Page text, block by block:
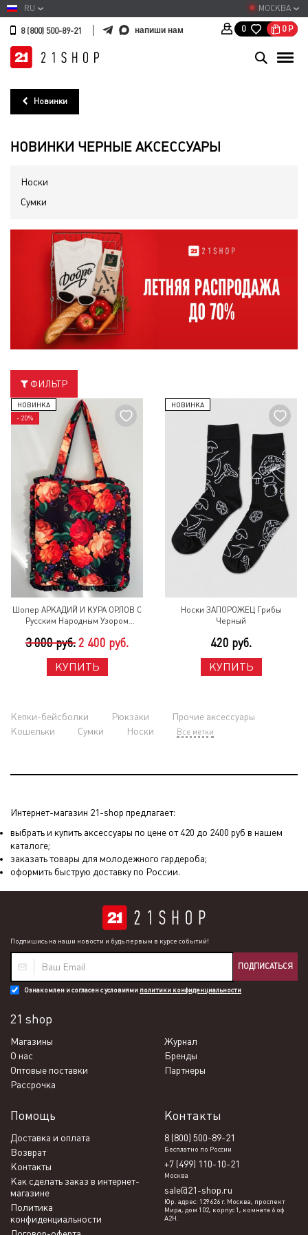
МОСКВА
RU
8 (800) 500-89-21 напиши нам 0 0 Р
Новинки
НОВИНКИ ЧЕРНЫЕ АКСЕССУАРЫ
Носки
Сумки
ФИЛЬТР
НОВИНКА
- 20%
Шопер АРКАДИЙ И КУРА ОРЛОВ С
Русским Народным Узором
3 000 руб. 2 400 руб.
КУПИТЬ
НОВИНКА
Носки ЗАПОРОЖЕЦ Грибы
Черный
420 руб.
КУПИТЬ
Кепки-бейсболки Рюкзаки
Прочие аксессуары
Кошельки
Сумки Носки Все метки
Интернет-магазин 21-shop предлагает:
выбрать и купить аксессуары по цене от 420 до 2400 руб в нашем
каталоге;
заказать товары для молодежного гардероба;
оформить быструю доставку по России.
Подпишись на наши новости и будь первым в курсе событий!
ПОДПИСАТЬСЯ
Ознакомлен и согласен с условиями политики конфиденциальности
21 shop
Магазины
Журнал
О нас
Бренды
Оптовые поставки
Партнеры
Рассрочка
Помощь
Доставка и оплата
Возврат
Контакты
Как сделать заказ в интернет-
магазине
Политика
конфиденциальности
Контакты
8 (800) 500-89-21
Бесплатно по России
+7 (499) 110-10-21
Москва
sale@21-shop.ru
Юр. адрес: 129626 г. Москва, проспект
Мира, дом 102, корпус 1, комната 6 оф
А2Н.